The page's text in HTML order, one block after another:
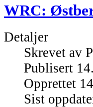
WRC:
Detaljer
Skrevet av
Publisert
Opprettet
Sist